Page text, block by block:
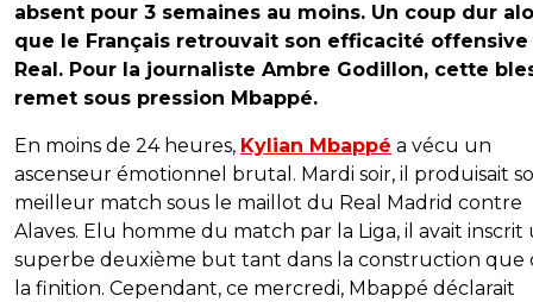
absent pour 3 semaines au moins. Un coup dur
que le Français retrouvait son efficacité offensive
Real. Pour la journaliste Ambre Godillon, cette
remet sous pression Mbappé.
En moins de 24 heures, Kylian Mbappé a vécu un
ascenseur émotionnel brutal. Mardi soir, il produisait
meilleur match sous le maillot du Real Madrid contre
Alaves. Elu homme du match par la Liga, il avait inscrit
superbe deuxième but tant dans la construction que
la finition. Cependant, ce mercredi, Mbappé déclarait